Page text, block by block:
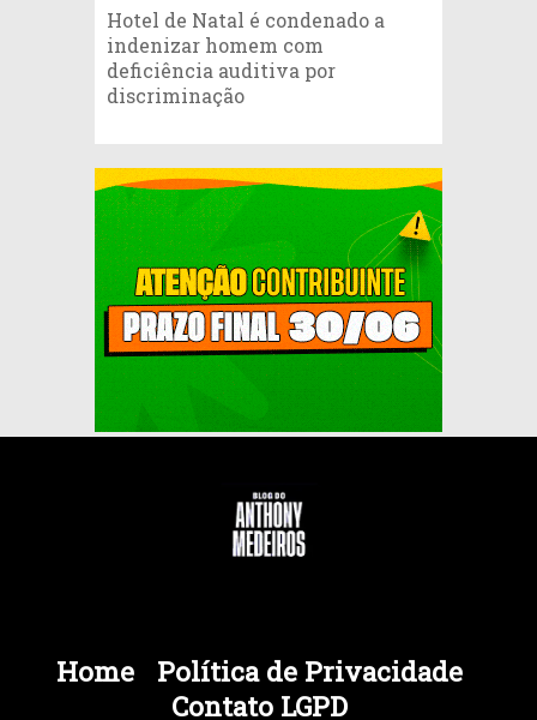
Hotel de Natal é condenado a
indenizar homem com
deficiência auditiva por
discriminação
Home
Política de Privacidade
Contato LGPD